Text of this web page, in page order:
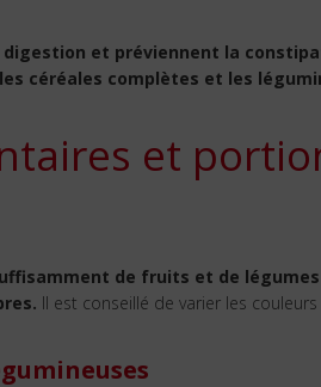
et préviennent la
céréales complètes et les
et
de fruits et de
Il est conseillé de varier les